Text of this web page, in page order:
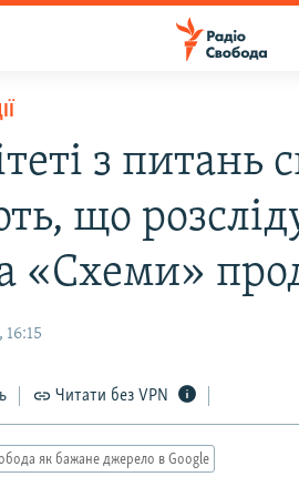
з питань
що
«Схеми»
Читати без VPN
як бажане джерело в Google